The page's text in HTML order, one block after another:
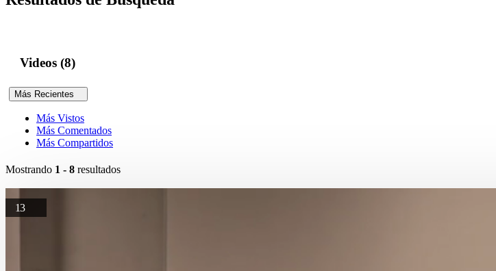
Videos (8)
Más Recientes
Más Vistos
Más Comentados
Más Compartidos
Mostrando 1 - 8 resultados
13